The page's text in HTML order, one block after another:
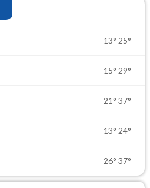
13° 25°
15° 29°
21° 37°
13° 24°
26° 37°